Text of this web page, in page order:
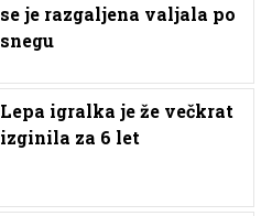
se je razgaljena valjala po
snegu
Lepa igralka je že večkrat
izginila za 6 let